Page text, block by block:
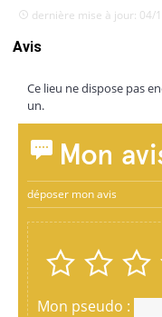
dernière mise à jour: 04/
Avis
Ce lieu ne dispose pas
un.
Mon
déposer mon avis
Mon pseudo :